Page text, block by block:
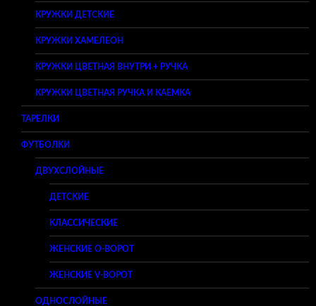
КРУЖКИ ДЕТСКИЕ
КРУЖКИ ХАМЕЛЕОН
КРУЖКИ ЦВЕТНАЯ ВНУТРИ + РУЧКА
КРУЖКИ ЦВЕТНАЯ РУЧКА И КАЕМКА
ТАРЕЛКИ
ФУТБОЛКИ
ДВУХСЛОЙНЫЕ
ДЕТСКИЕ
КЛАССИЧЕСКИЕ
ЖЕНСКИЕ O-ВОРОТ
ЖЕНСКИЕ V-ВОРОТ
ОДНОСЛОЙНЫЕ